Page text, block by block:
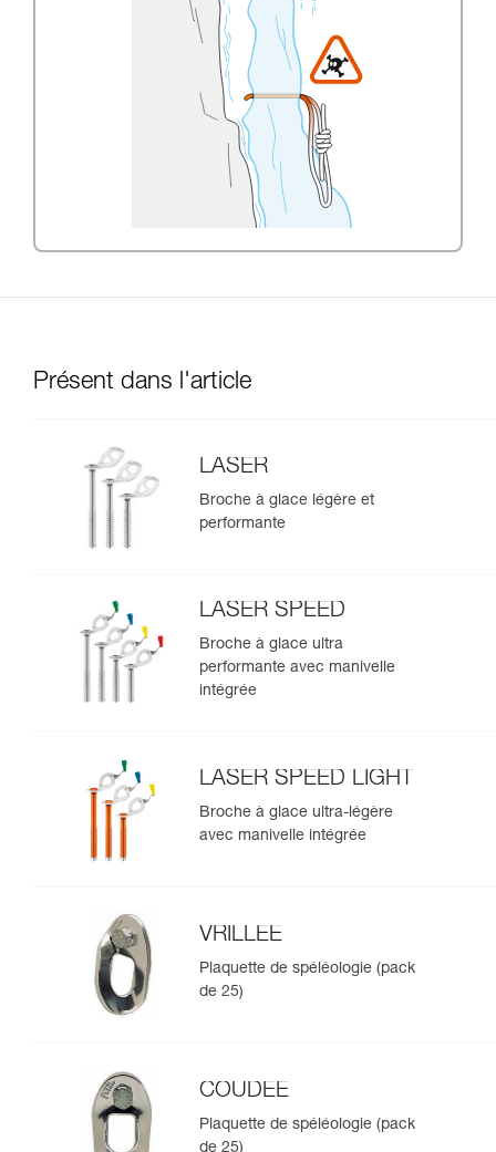
Présent dans l'article
LASER
Broche à glace légère et
performante
LASER SPEED
Broche à glace ultra
performante avec manivelle
intégrée
LASER SPEED LIGHT
Broche à glace ultra-légère
avec manivelle intégrée
VRILLEE
Plaquette de spéléologie (pack
de 25)
COUDEE
Plaquette de spéléologie (pack
de 25)